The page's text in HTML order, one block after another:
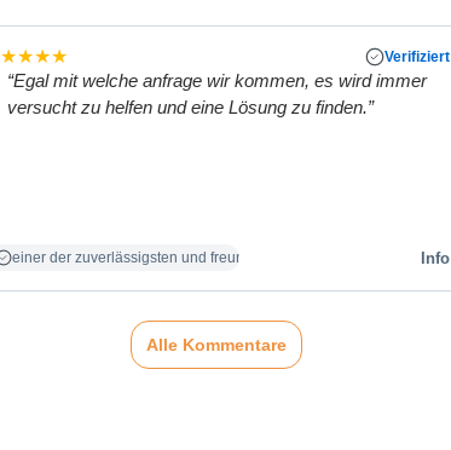
★★★★ Verifiziert
“Egal mit welche anfrage wir kommen, es wird immer
versucht zu helfen und eine Lösung zu finden.”
einer der zuverlässigsten und freundlichsten Partner Info
Alle Kommentare